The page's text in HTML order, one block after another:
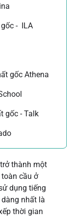
- ILA
gốc Athena
gốc - Talk
thành một
cầu ở
dụng tiếng
nhất là
thời gian